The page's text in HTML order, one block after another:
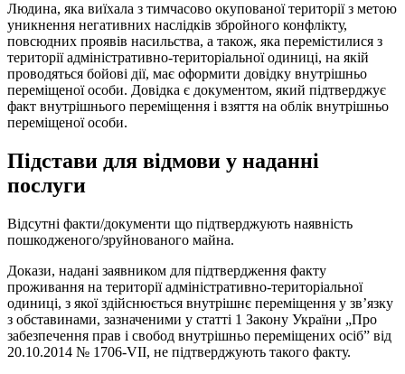
Людина, яка виїхала з тимчасово окупованої території з метою
уникнення негативних наслідків збройного конфлікту,
повсюдних проявів насильства, а також, яка перемістилися з
території адміністративно-територіальної одиниці, на якій
проводяться бойові дії, має оформити довідку внутрішньо
переміщеної особи. Довідка є документом, який підтверджує
факт внутрішнього переміщення і взяття на облік внутрішньо
переміщеної особи.
Підстави для відмови у наданні
послуги
Відсутні факти/документи що підтверджують наявність
пошкодженого/зруйнованого майна.
Докази, надані заявником для підтвердження факту
проживання на території адміністративно-територіальної
одиниці, з якої здійснюється внутрішнє переміщення у зв’язку
з обставинами, зазначеними у статті 1 Закону України „Про
забезпечення прав і свобод внутрішньо переміщених осіб” від
20.10.2014 № 1706-VII, не підтверджують такого факту.